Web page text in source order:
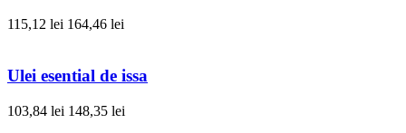
115,12 lei 164,46 lei
Ulei esential de issa
103,84 lei 148,35 lei